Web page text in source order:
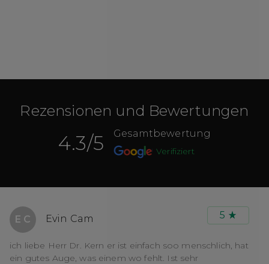
Rezensionen und Bewertungen
4.3/5 Gesamtbewertung
Verifiziert
E C Evin Cam 5
ich liebe Herr Dr. Kern er ist einfach soo menschlich, hat
ein gutes Auge, was einem wo fehlt. Ist sehr